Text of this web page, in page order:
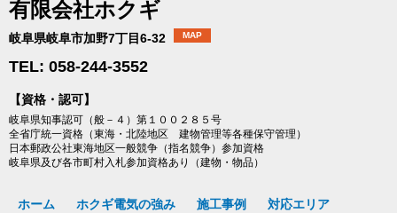
有限会社ホクギ
岐阜県岐阜市加野7丁目6-32 MAP
TEL: 058-244-3552
【資格・認可】
岐阜県知事認可（般－４）第１００２８５号
全省庁統一資格（東海・北陸地区 建物管理等各種保守管理）
日本郵政公社東海地区一般競争（指名競争）参加資格
岐阜県及び各市町村入札参加資格あり（建物・物品）
ホーム ホクギ電気の強み 施工事例 対応エリア